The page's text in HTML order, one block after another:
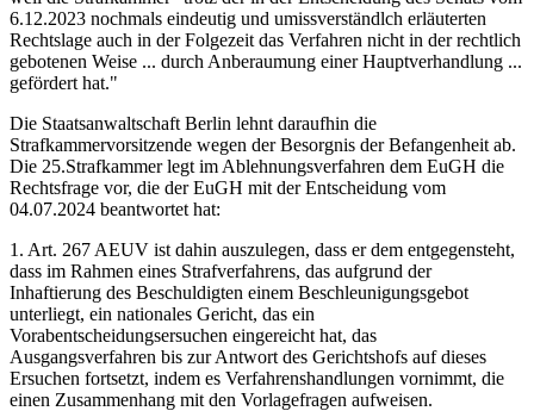
6.12.2023 nochmals eindeutig und umissverständlch erläuterten
Rechtslage auch in der Folgezeit das Verfahren nicht in der rechtlich
gebotenen Weise ... durch Anberaumung einer Hauptverhandlung ...
gefördert hat."
Die Staatsanwaltschaft Berlin lehnt daraufhin die
Strafkammervorsitzende wegen der Besorgnis der Befangenheit ab.
Die 25.Strafkammer legt im Ablehnungsverfahren dem EuGH die
Rechtsfrage vor, die der EuGH mit der Entscheidung vom
04.07.2024 beantwortet hat:
1. Art. 267 AEUV ist dahin auszulegen, dass er dem entgegensteht,
dass im Rahmen eines Strafverfahrens, das aufgrund der
Inhaftierung des Beschuldigten einem Beschleunigungsgebot
unterliegt, ein nationales Gericht, das ein
Vorabentscheidungsersuchen eingereicht hat, das
Ausgangsverfahren bis zur Antwort des Gerichtshofs auf dieses
Ersuchen fortsetzt, indem es Verfahrenshandlungen vornimmt, die
einen Zusammenhang mit den Vorlagefragen aufweisen.